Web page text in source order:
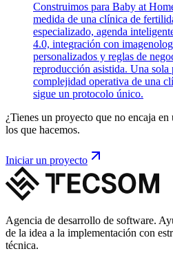
Construimos para Baby at
medida de una clínica de
especializado, agenda
4.0, integración con
personalizados y reglas de
reproducción asistida. Una sola
complejidad operativa de una
sigue un protocolo único.
¿Tienes un proyecto que no encaja en
los que hacemos.
Iniciar un proyecto
Agencia de desarrollo de software.
de la idea a la implementación con
técnica.